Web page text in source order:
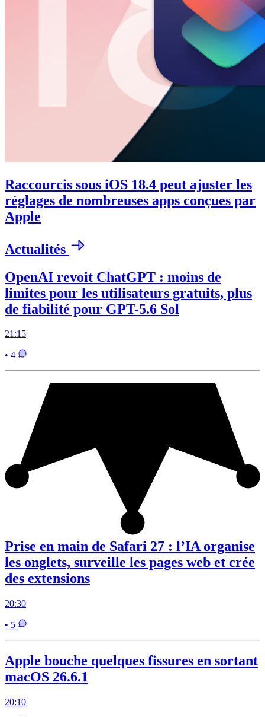
Raccourcis sous iOS 18.4 peut ajuster les
réglages de nombreuses apps conçues par
Apple
Actualités
OpenAI revoit ChatGPT : moins de
limites pour les utilisateurs gratuits, plus
de fiabilité pour GPT-5.6 Sol
21:15
• 4
Prise en main de Safari 27 : l’IA organise
les onglets, surveille les pages web et crée
des extensions
20:30
• 5
Apple bouche quelques fissures en sortant
macOS 26.6.1
20:10